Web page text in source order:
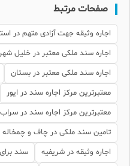
صفحات مرتبط
اجاره وثیقه جهت آزادی متهم در
اجاره سند ملکی معتبر در خلیل
اجاره سند ملکی معتبر در بستان
معتبرترین مرکز اجاره سند در ایور
معتبرترین مرکز اجاره سند در
تامین سند ملکی در چاف و چمخاله
اجاره وثیقه در شریفیه
سند